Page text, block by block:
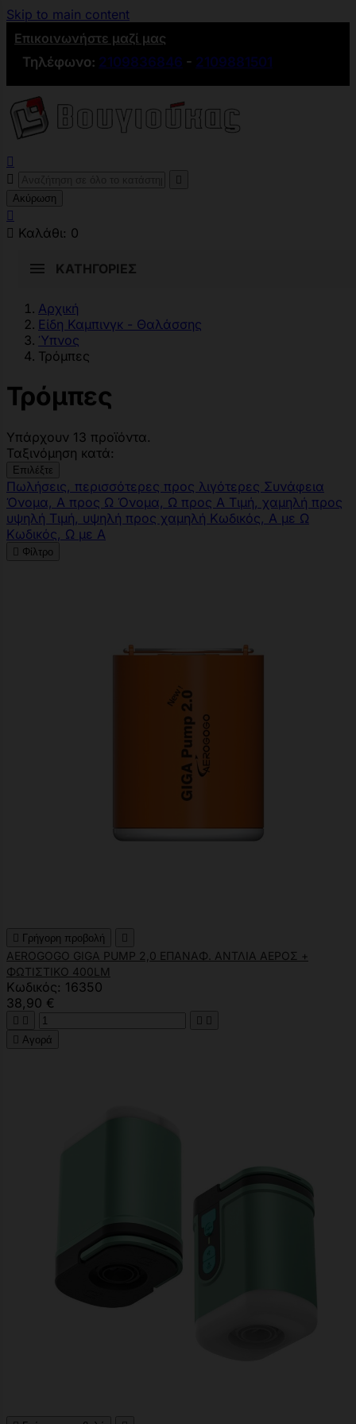
Skip to main content
Επικοινωνήστε μαζί μας
Τηλέφωνο: 2109836846 - 2109881501



Ακύρωση

 Καλάθι: 0
ΚΑΤΗΓΟΡΊΕΣ
Αρχική
Είδη Καμπινγκ - Θαλάσσης
Ύπνος
Τρόμπες
Τρόμπες
Υπάρχουν 13 προϊόντα.
Ταξινόμηση κατά:
Επιλέξτε
Πωλήσεις, περισσότερες προς λιγότερες Συνάφεια
Όνομα, Α προς Ω Όνομα, Ω προς Α Τιμή, χαμηλή προς
υψηλή Τιμή, υψηλή προς χαμηλή Κωδικός, Α με Ω
Κωδικός, Ω με Α
 Φίλτρο
 Γρήγορη προβολή 
AEROGOGO GIGA PUMP 2,0 ΕΠΑΝΑΦ. ΑΝΤΛΙΑ ΑΕΡΟΣ +
ΦΩΤΙΣΤΙΚΟ 400LM
Κωδικός: 16350
38,90 €
   
 Αγορά